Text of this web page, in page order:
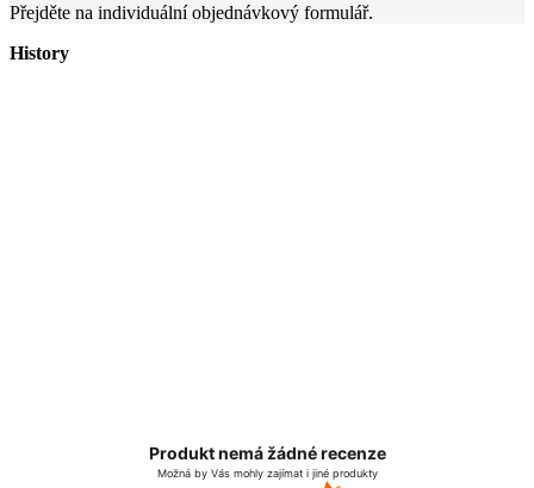
Přejděte na individuální objednávkový formulář.
History
Produkt nemá žádné recenze
Možná by Vás mohly zajímat i jiné produkty